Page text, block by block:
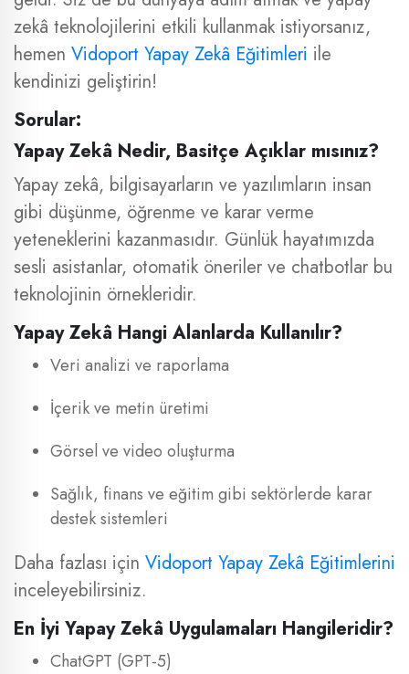
zekâ teknolojilerini etkili kullanmak istiyorsanız,
hemen Vidoport Yapay Zekâ Eğitimleri ile
kendinizi geliştirin!
Sorular:
Yapay Zekâ Nedir, Basitçe Açıklar mısınız?
Yapay zekâ, bilgisayarların ve yazılımların insan
gibi düşünme, öğrenme ve karar verme
yeteneklerini kazanmasıdır. Günlük hayatımızda
sesli asistanlar, otomatik öneriler ve chatbotlar bu
teknolojinin örnekleridir.
Yapay Zekâ Hangi Alanlarda Kullanılır?
Veri analizi ve raporlama
İçerik ve metin üretimi
Görsel ve video oluşturma
Sağlık, finans ve eğitim gibi sektörlerde karar
destek sistemleri
Daha fazlası için Vidoport Yapay Zekâ Eğitimlerini
inceleyebilirsiniz.
En İyi Yapay Zekâ Uygulamaları Hangileridir?
ChatGPT (GPT-5)